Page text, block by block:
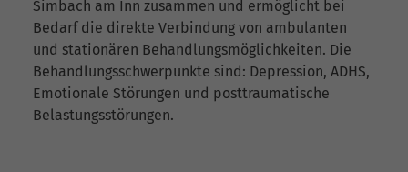
Simbach am Inn zusammen und ermöglicht bei
Bedarf die direkte Verbindung von ambulanten
und stationären Behandlungsmöglichkeiten. Die
Behandlungsschwerpunkte sind: Depression, ADHS,
Emotionale Störungen und posttraumatische
Belastungsstörungen.